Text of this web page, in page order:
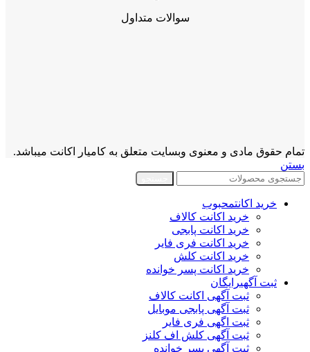
سوالات متداول
تمام حقوق مادی و معنوی وبسایت متعلق به کامیار اکانت میباشد.
بستن
خرید اکانتمحبوب
خرید اکانت کالاف
خرید اکانت پابجی
خرید اکانت فری فایر
خرید اکانت کلش
خرید اکانت پسر خوانده
ثبت آگهیرایگان
ثبت آگهی اکانت کالاف
ثبت آگهی پابجی موبایل
ثبت اگهی فری فایر
ثبت آگهی کلش اف کلنز
ثبت آگهی پسر خوانده